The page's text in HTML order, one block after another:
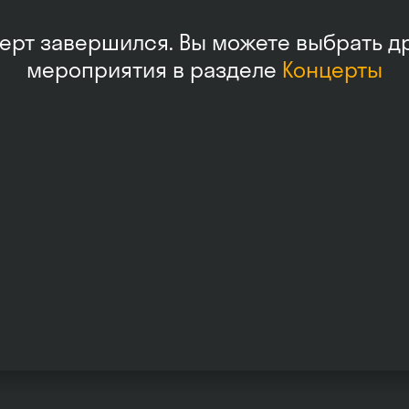
завершился. Вы можете выбрать
мероприятия в разделе Концерты